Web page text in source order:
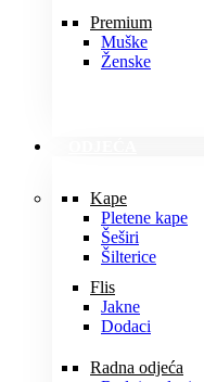
Premium
Muške
Ženske
Kape
Pletene kape
Šeširi
Šilterice
Flis
Jakne
Dodaci
Radna odjeća